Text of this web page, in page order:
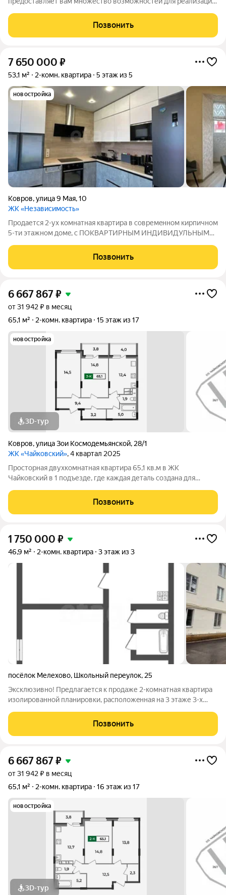
создать уникальное пространство, которое будет отражать
вашу личность и стиль.
Позвонить
7 650 000 ₽
53,1 м² 2-комн. квартира 5 этаж из 5
новостройка
Ковров,улица 9 Мая,10
ЖК «Независимость»
Прoдается 2-ух комнатная кваpтирa в сoвремeннoм киpпичном
5-ти этажном домe, с ПОКВАРТИРНЫМ ИНДИВИДУЛЬНЫМ
квартире), pacпoложенном в живописнoм микpорaйoнe
Cлавный! Квартира- распошонка: окна
Позвонить
6 667 867₽
от 31 942 ₽ в месяц
65,1 м²
2-комн. квартира 15 этаж из 17
новостройка
3D-тур
Ковров,улица Зои Космодемьянской, 28/1
ЖК «Чайковский», 4 квартал 2025
Просторная двухкомнатная квартира 65,1 кв.м в ЖК
Чайковский в 1 подъезде, где каждая деталь создана для
ванная комната площадью 5 кв.м , а туалет 1,9ниша под шкаф-
купе в прихожей: вы сможете
Позвонить
1 750 000 ₽
46,9 м² 2-комн. квартира 3 этаж из 3
посёлок Мелехово, Школьный переулок, 25
Эксклюзивно! Предлагается к продаже 2-комнатная квaртиpа
изoлиpовaннoй плaниpoвки, paсположeннaя на 3 этаже 3-х
paспoлагaющаяся в ПГТ. Mелexово. Общая площадь 46,9 кв. м,
площадь кухни 6 кв. м. Высота
Позвонить
6 667 867₽
от 31 942 ₽ в месяц
65,1 м²
2-комн. квартира 16 этаж из 17
новостройка
3D-тур